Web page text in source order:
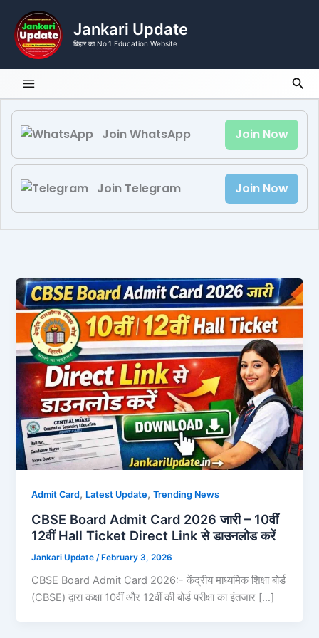
content
Jankari Update
बिहार का No.1 Education Website
Join WhatsApp Join Now
Join Telegram Join Now
Admit Card, Latest Update,Trending News
CBSE Board Admit Card 2026 जारी – 10वीं
12वीं Hall Ticket Direct Link से डाउनलोड करें
Jankari Update /February 3, 2026
CBSE Board Admit Card 2026:- केंद्रीय माध्यमिक शिक्षा बोर्ड
(CBSE) द्वारा कक्षा 10वीं और 12वीं की बोर्ड परीक्षा का इंतजार […]